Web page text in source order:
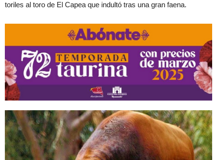
toriles al toro de El Capea que indultó tras una gran faena.